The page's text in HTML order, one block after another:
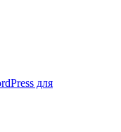
для